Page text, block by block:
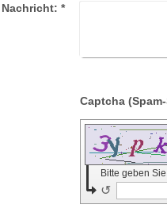
Nachricht: *
Bitte geben
↺